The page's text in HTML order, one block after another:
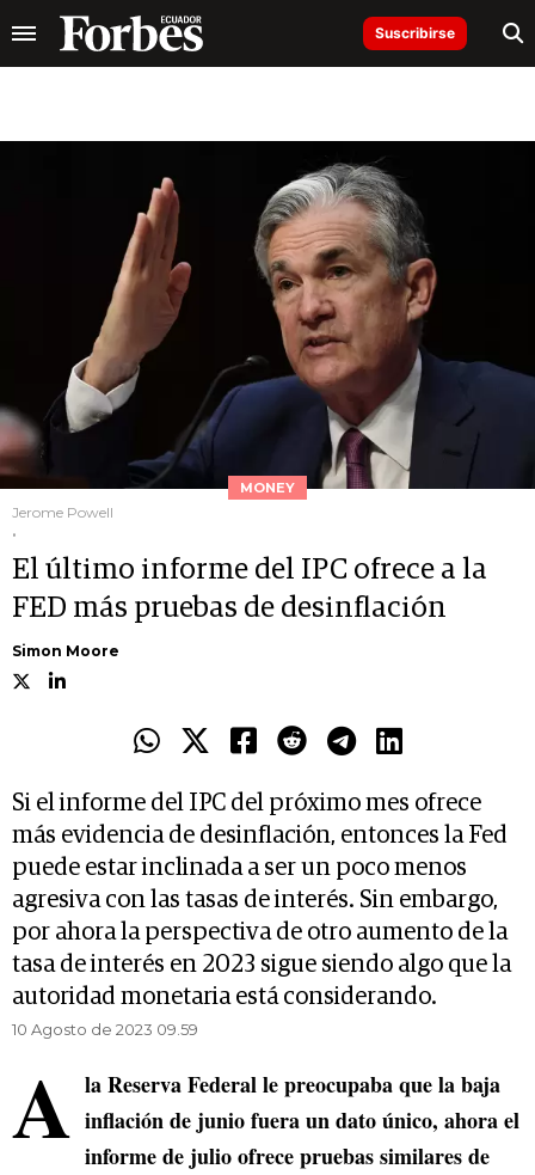
Suscribirse
MONEY
Jerome Powell
.
El último informe del IPC ofrece a la
FED más pruebas de desinflación
Simon Moore
Si el informe del IPC del próximo mes ofrece
más evidencia de desinflación, entonces la Fed
puede estar inclinada a ser un poco menos
agresiva con las tasas de interés. Sin embargo,
por ahora la perspectiva de otro aumento de la
tasa de interés en 2023 sigue siendo algo que la
autoridad monetaria está considerando.
10 Agosto de 2023 09.59
A la Reserva Federal le preocupaba que la baja
inflación de junio fuera un dato único, ahora el
informe de julio ofrece pruebas similares de